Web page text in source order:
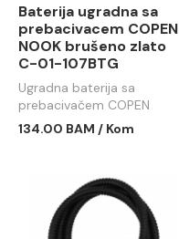
Baterija ugradna sa
prebacivacem COPEN
NOOK brušeno zlato
C-01-107BTG
Ugradna baterija sa
prebacivačem COPEN
NOOK brušeno zlato C-01-
134.00 BAM / Kom